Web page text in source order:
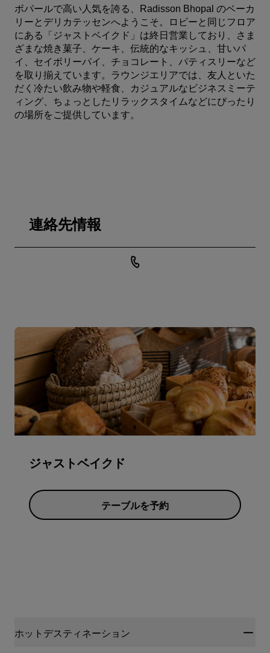
ボパールで高い人気を誇る、Radisson Bhopal のベーカ
リーとデリカテッセンへようこそ。ロビーと同じフロア
にある「ジャストベイクド」は終日営業しており、さま
ざまな焼き菓子、ケーキ、伝統的なキッシュ、甘いパ
イ、セイボリーパイ、チョコレート、パティスリーなど
を取り揃えています。ラウンジエリアでは、友人といた
だく冷たい飲み物や軽食、カジュアルなビジネスミーテ
ィング、ちょっとしたリラックスタイムなどにぴったり
の場所をご提供しています。
連絡先情報
ジャストベイクド
テーブルを予約
ホットデスティネーション